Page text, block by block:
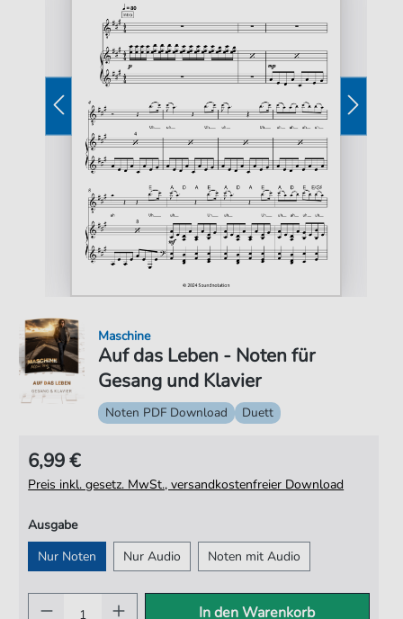
Auf das Leben - Noten für
Gesang und Klavier
Maschine
Noten PDF Download Duett
6,99 €
Preis inkl. gesetz. MwSt., versandkostenfreier Download
Ausgabe
Nur Noten
Nur Audio Noten mit Audio
In den Warenkorb